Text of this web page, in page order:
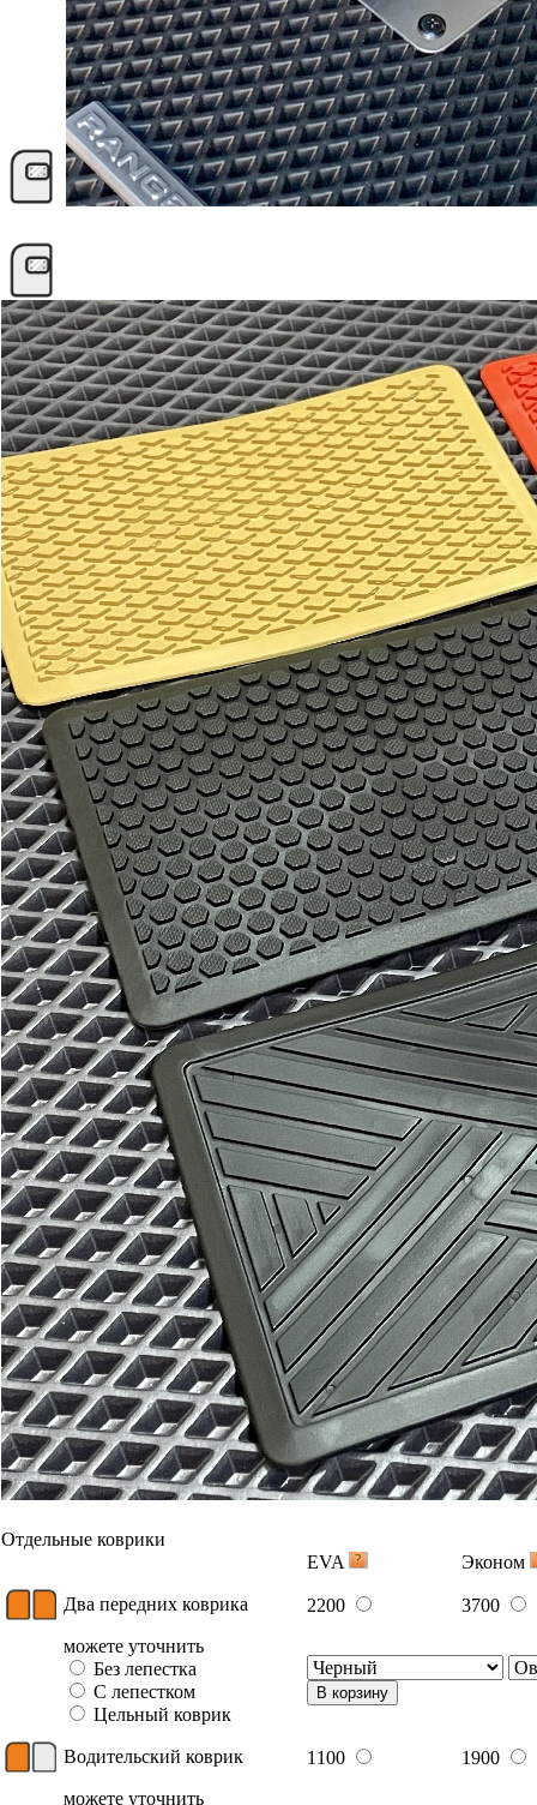
Отдельные коврики
EVA
Эконом
Два передних коврика 2200
3700
можете уточнить
Без лепестка
С лепестком
Цельный коврик
В корзину
Водительский коврик 1100
1900
можете уточнить